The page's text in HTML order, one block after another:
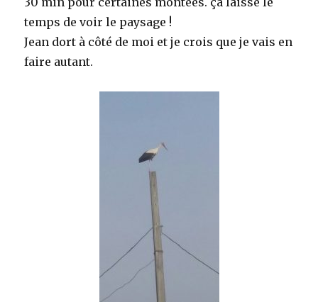
temps de voir le paysage !
Jean dort à côté de moi et je crois que je vais en
faire autant.